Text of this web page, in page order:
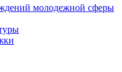
молодежной сферы